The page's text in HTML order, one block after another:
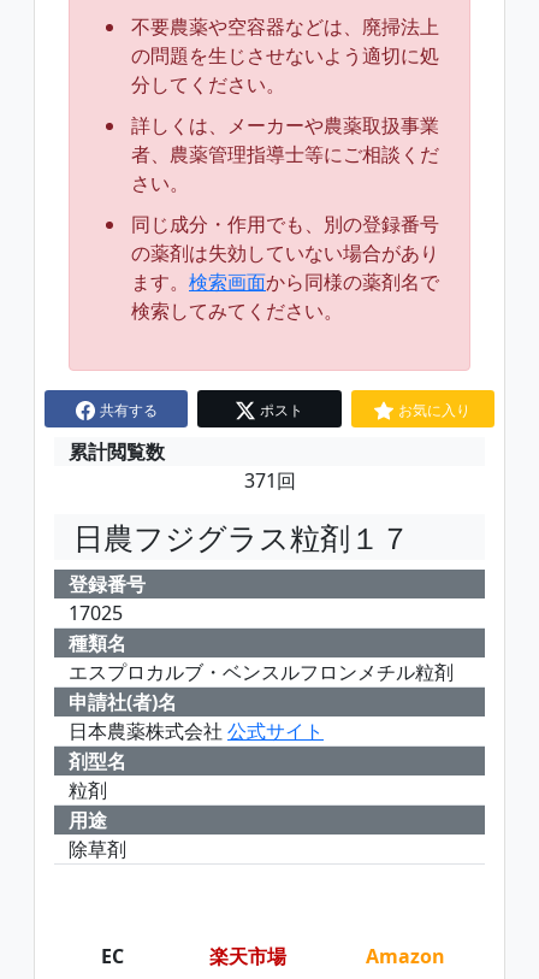
不要農薬や空容器などは、廃掃法上
の問題を生じさせないよう適切に処
分してください。
詳しくは、メーカーや農薬取扱事業
者、農薬管理指導士等にご相談くだ
さい。
同じ成分・作用でも、別の登録番号
の薬剤は失効していない場合があり
ます。 検索画面から同様の薬剤名で
検索してみてください。
共有する ポスト お気に入り
累計閲覧数
371回
日農フジグラス粒剤１７
登録番号
17025
種類名
エスプロカルブ・ベンスルフロンメチル粒剤
申請社(者)名
日本農薬株式会社 公式サイト
剤型名
粒剤
用途
除草剤
EC 楽天市場 Amazon